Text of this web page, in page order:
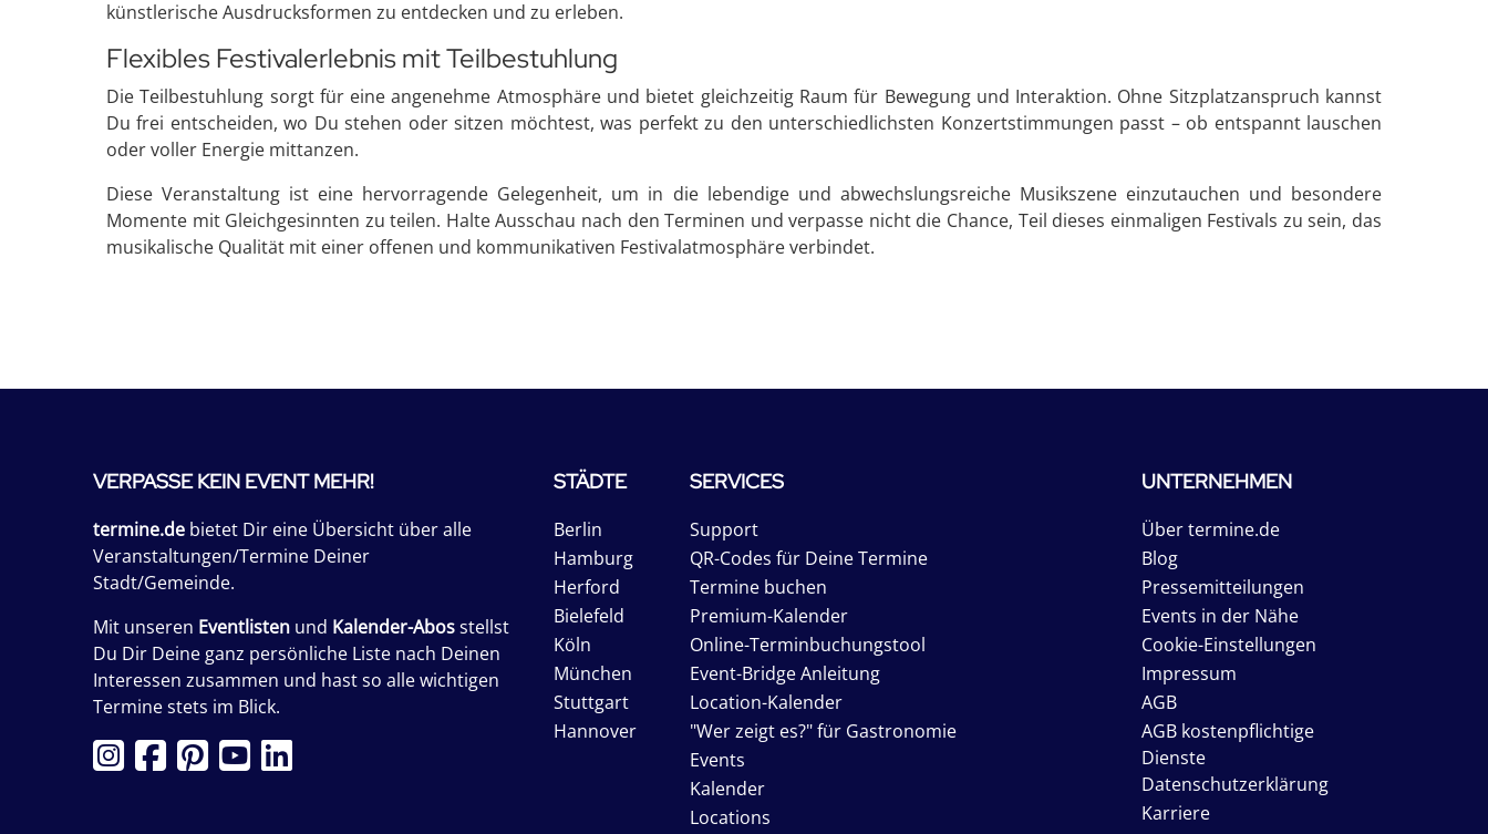
künstlerische Ausdrucksformen zu entdecken und zu erleben.
Flexibles Festivalerlebnis mit Teilbestuhlung
Die Teilbestuhlung sorgt für eine angenehme Atmosphäre und bietet gleichzeitig Raum für Bewegung und Interaktion. Ohne Sitzplatzanspruch kannst
Du frei entscheiden, wo Du stehen oder sitzen möchtest, was perfekt zu den unterschiedlichsten Konzertstimmungen passt – ob entspannt lauschen
oder voller Energie mittanzen.
Diese Veranstaltung ist eine hervorragende Gelegenheit, um in die lebendige und abwechslungsreiche Musikszene einzutauchen und besondere
Momente mit Gleichgesinnten zu teilen. Halte Ausschau nach den Terminen und verpasse nicht die Chance, Teil dieses einmaligen Festivals zu sein, das
musikalische Qualität mit einer offenen und kommunikativen Festivalatmosphäre verbindet.
VERPASSE KEIN EVENT MEHR!
termine.de bietet Dir eine Übersicht über alle
Veranstaltungen/Termine Deiner
Stadt/Gemeinde.
Mit unseren Eventlisten und Kalender-Abosstellst
Du Dir Deine ganz persönliche Liste nach Deinen
Interessen zusammen und hast so alle wichtigen
Termine stets im Blick.
STÄDTE
Berlin
Hamburg
Herford
Bielefeld
Köln
München
Stuttgart
Hannover
SERVICES
Support
QR-Codes für Deine Termine
Termine buchen
Premium-Kalender
Online-Terminbuchungstool
Event-Bridge Anleitung
Location-Kalender
"Wer zeigt es?" für Gastronomie
Events
Kalender
Locations
UNTERNEHMEN
Über termine.de
Blog
Pressemitteilungen
Events in der Nähe
Cookie-Einstellungen
Impressum
AGB
AGB kostenpflichtige
Dienste
Datenschutzerklärung
Karriere